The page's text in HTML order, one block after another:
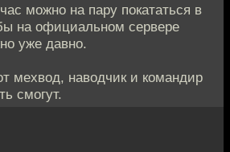
можно на пару покататься в
на официальном сервере
уже давно.
мехвод, наводчик и командир
смогут.